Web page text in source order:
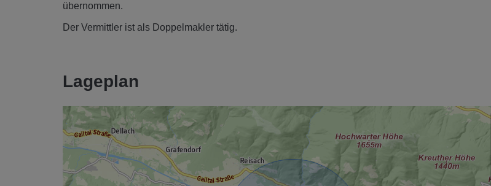
übernommen.
Der Vermittler ist als Doppelmakler tätig.
Lageplan